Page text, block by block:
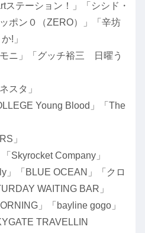
ステーション！」「シシド・
ポン０（ZERO）」「辛坊
!」
モニ」「グッチ裕三 日曜う
スタ」
Young Blood」「The
」
「Skyrocket Company」
」「BLUE OCEAN」「クロ
WAITING BAR」
」「bayline gogo」
TRAVELLIN